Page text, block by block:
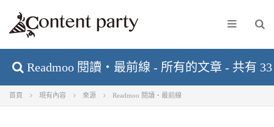
Readmoo 閱讀‧最前線 - 所有的文章 - 共有
首頁 現有內容 來源 Readmoo 閱讀‧最前線